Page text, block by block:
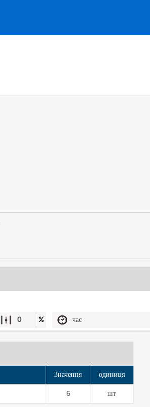
0 % час
Значення одиниця
6 шт